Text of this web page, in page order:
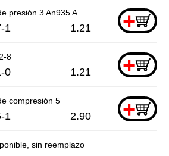
presión 3 An935 A +
1 1.21
8 +
0 1.21
compresión 5 +
1 2.90
sin reemplazo